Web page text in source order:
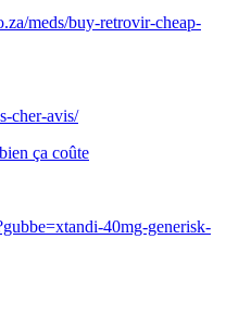
meds/buy-retrovir-cheap-
cher-avis/
ça coûte
40mg-generisk-